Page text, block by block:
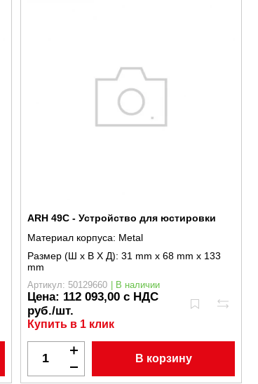
ARH 49C - Устройство для юстировки
Материал корпуса: Metal
Размер (Ш x В X Д):31 mm x 68 mm x 133
mm
Артикул: 50129660 | В наличии
Цена: 112 093,00 с НДС
руб./шт.
Купить в 1 клик
В корзину